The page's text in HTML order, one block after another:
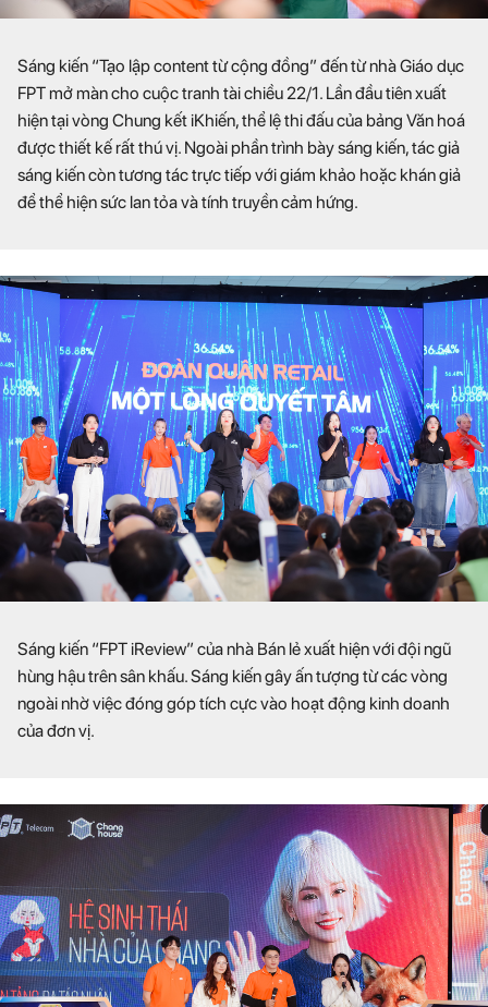
Sáng kiến “Tạo lập content từ cộng đồng” đến từ nhà Giáo dục
FPT mở màn cho cuộc tranh tài chiều 22/1. Lần đầu tiên xuất
hiện tại vòng Chung kết iKhiến, thể lệ thi đấu của bảng Văn hoá
được thiết kế rất thú vị. Ngoài phần trình bày sáng kiến, tác giả
sáng kiến còn tương tác trực tiếp với giám khảo hoặc khán giả
để thể hiện sức lan tỏa và tính truyền cảm hứng.
Sáng kiến “FPT iReview” của nhà Bán lẻ xuất hiện với đội ngũ
hùng hậu trên sân khấu. Sáng kiến gây ấn tượng từ các vòng
ngoài nhờ việc đóng góp tích cực vào hoạt động kinh doanh
của đơn vị.